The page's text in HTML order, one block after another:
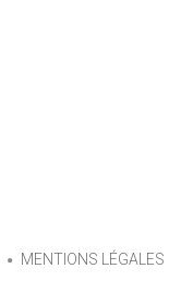
MENTIONS LÉGALES